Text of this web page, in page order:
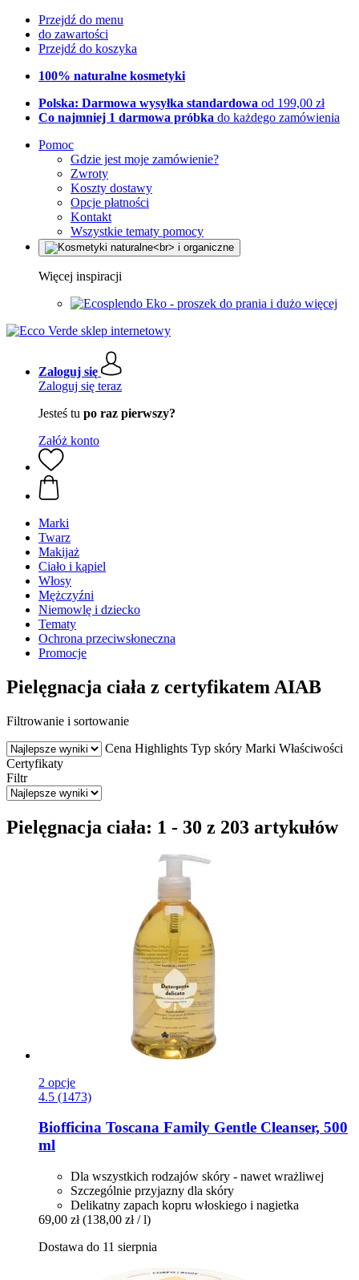
Przejdź do menu
do zawartości
Przejdź do koszyka
100% naturalne kosmetyki
Polska: Darmowa wysyłka standardowa od 199,00 zł
Co najmniej 1 darmowa próbka do każdego zamówienia
Pomoc
Gdzie jest moje zamówienie?
Zwroty
Koszty dostawy
Opcje płatności
Kontakt
Wszystkie tematy pomocy
Więcej inspiracji
Eko - proszek do prania i dużo więcej
Zaloguj się
Zaloguj się teraz
Jesteś tu po raz pierwszy?
Załóż konto
Marki
Twarz
Makijaż
Ciało i kąpiel
Włosy
Mężczyźni
Niemowlę i dziecko
Tematy
Ochrona przeciwsłoneczna
Promocje
Pielęgnacja ciała z certyfikatem AIAB
Filtrowanie i sortowanie
Cena Highlights Typ skóry Marki Właściwości
Certyfikaty
Filtr
Pielęgnacja ciała: 1 - 30 z 203 artykułów
2 opcje
4.5 (1473)
Biofficina Toscana Family Gentle Cleanser, 500
ml
Dla wszystkich rodzajów skóry - nawet wrażliwej
Szczególnie przyjazny dla skóry
Delikatny zapach kopru włoskiego i nagietka
69,00 zł (138,00 zł / l)
Dostawa do 11 sierpnia